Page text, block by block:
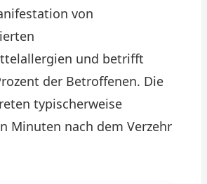
von
und betrifft
der Betroffenen. Die
typischerweise
Minuten nach dem Verzehr